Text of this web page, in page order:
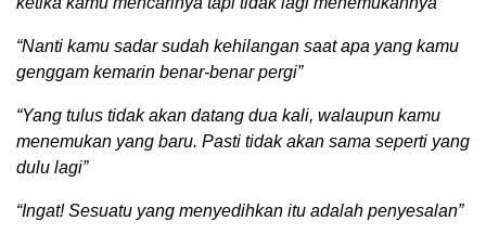
“Nanti kamu sadar sudah kehilangan saat apa yang kamu
genggam kemarin benar-benar pergi”
“Yang tulus tidak akan datang dua kali, walaupun kamu
menemukan yang baru. Pasti tidak akan sama seperti yang
dulu lagi”
“Ingat! Sesuatu yang menyedihkan itu adalah penyesalan”